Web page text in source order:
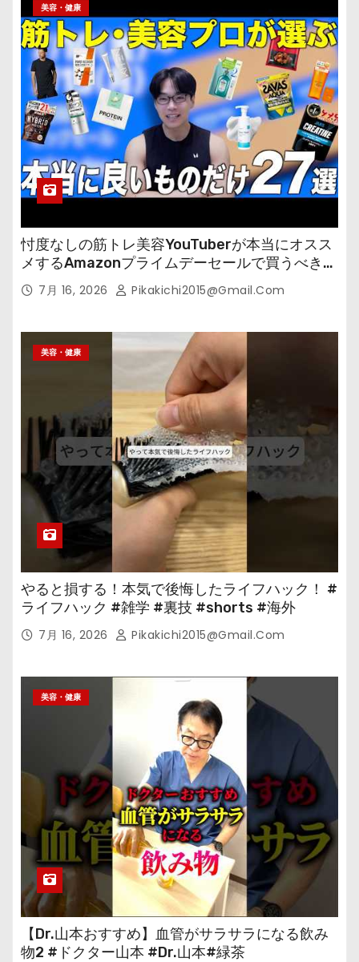
美容・健康
忖度なしの筋トレ美容YouTuberが本当にオスス
メするAmazonプライムデーセールで買うべきも
の 7月 16, 2026 Pikakichi2015@gmail.com
美容・健康
やると損する！本気で後悔したライフハック！ #
ライフハック #雑学 #裏技 #shorts #海外
7月 16, 2026 Pikakichi2015@gmail.com
美容・健康
【Dr.山本おすすめ】血管がサラサラになる飲み
物2 #ドクター山本 #Dr.山本#緑茶